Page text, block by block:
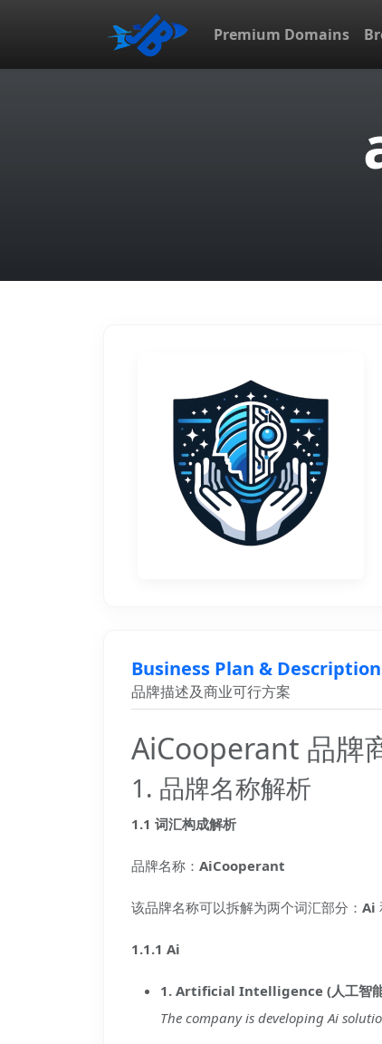
Premium Domains
Business Plan & Description
品牌描述及商业可行方案
AiCooperant 品牌
1. 品牌名称解析
1.1 词汇构成解析
品牌名称： AiCooperant
该品牌名称可以拆解为两个词汇部分： Ai
1.1.1 Ai
1. Artificial Intelligence (人工智
The company is developing Ai